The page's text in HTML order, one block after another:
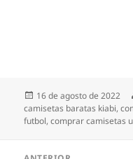
Publicado
el
16 de agosto de 2022
camisetas baratas kiabi,
futbol,comprar camisetas